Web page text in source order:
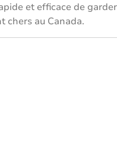
et efficace de
chers au Canada.